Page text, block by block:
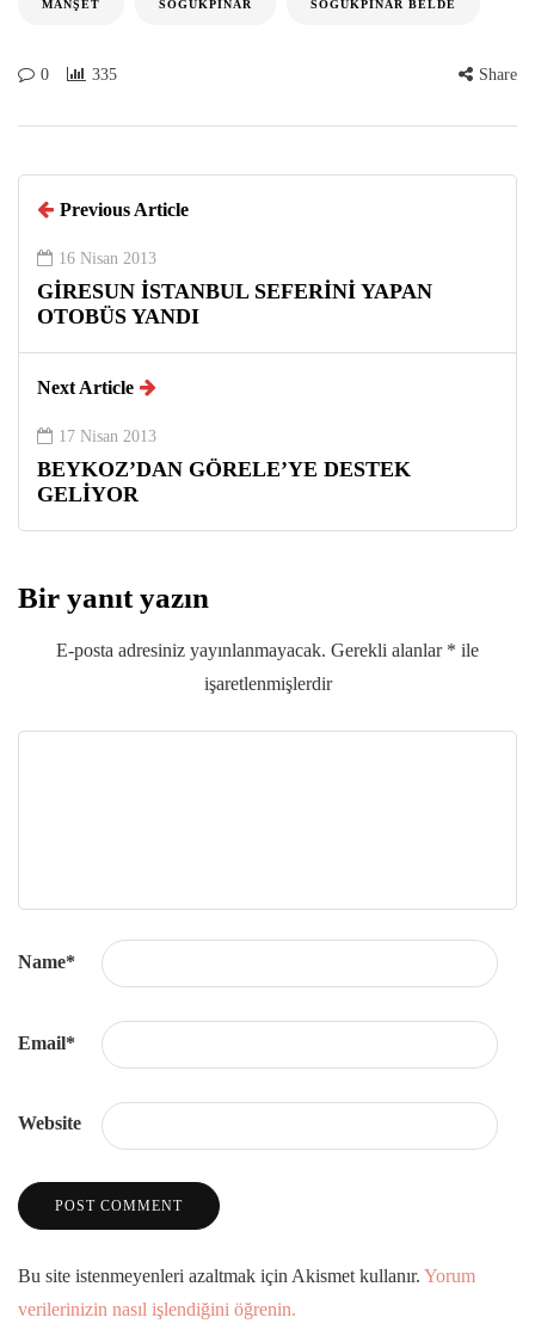
MANŞET SOĞUKPINAR SOĞUKPINAR BELDE
0 335 Share
Previous Article
16 Nisan 2013
GİRESUN İSTANBUL SEFERİNİ YAPAN
OTOBÜS YANDI
Next Article
17 Nisan 2013
BEYKOZ’DAN GÖRELE’YE DESTEK
GELİYOR
Bir yanıt yazın
E-posta adresiniz yayınlanmayacak. Gerekli alanlar * ile
işaretlenmişlerdir
Name*
Email*
Website
Bu site istenmeyenleri azaltmak için Akismet kullanır. Yorum
verilerinizin nasıl işlendiğini öğrenin.